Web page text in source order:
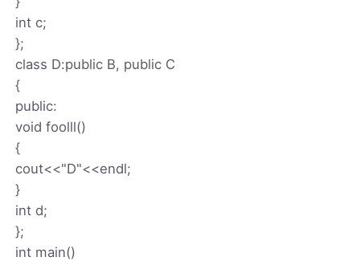
int c;
};
class D:public B, public C
{
public:
void foolll()
{
cout<<"D"<<endl;
}
int d;
};
int main()